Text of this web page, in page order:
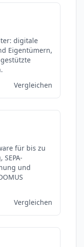
digitale
Eigentümern,
Vergleichen
für bis zu
und
Vergleichen